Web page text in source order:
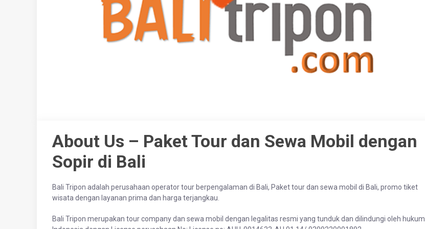
About Us – Paket Tour dan Sewa Mobil dengan
Sopir di Bali
Bali Tripon adalah perusahaan operator tour berpengalaman di Bali, Paket tour dan sewa mobil di Bali, promo tiket
wisata dengan layanan prima dan harga terjangkau.
Bali Tripon merupakan tour company dan sewa mobil dengan legalitas resmi yang tunduk dan dilindungi oleh hukum